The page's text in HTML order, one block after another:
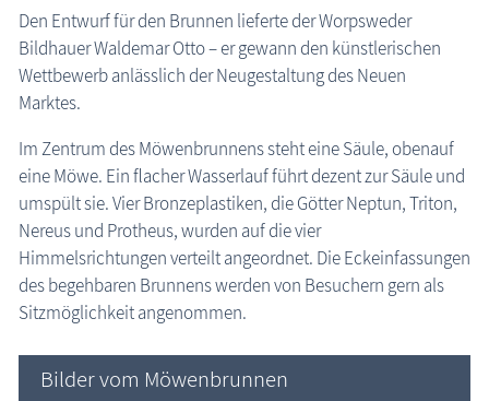
den Strand erleben
die Natur erleben
Geschichten, Märchen & Sagen
Maritimes
Sehenswertes
MEGA-Suche Sehenswürdigkeiten
Aussichtstürme
Brunnen
Großsteingräber
Historische Bauwerke
Rostock: Möwenbrunnen
Den Entwurf für den Brunnen lieferte der Worpsweder
Bildhauer Waldemar Otto – er gewann den künstlerischen
Wettbewerb anlässlich der Neugestaltung des Neuen
Marktes.
Im Zentrum des Möwenbrunnens steht eine Säule, obenauf
eine Möwe. Ein flacher Wasserlauf führt dezent zur Säule und
umspült sie. Vier Bronzeplastiken, die Götter Neptun, Triton,
Nereus und Protheus, wurden auf die vier
Himmelsrichtungen verteilt angeordnet. Die Eckeinfassungen
des begehbaren Brunnens werden von Besuchern gern als
Sitzmöglichkeit angenommen.
Bilder vom Möwenbrunnen